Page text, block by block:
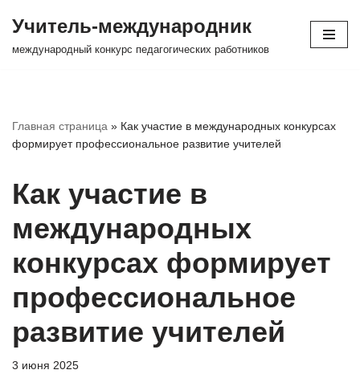
Учитель-международник
международный конкурс педагогических работников
Главная страница » Как участие в международных конкурсах
формирует профессиональное развитие учителей
Как участие в
международных
конкурсах формирует
профессиональное
развитие учителей
3 июня 2025